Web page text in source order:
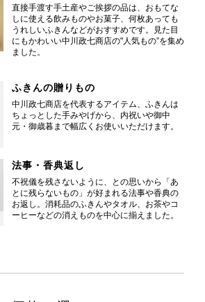
直接手渡す手土産やご挨拶の品は、おもてな
しに使える飲みものやお菓子、何枚あっても
うれしいふきんなどがおすすめです。見た目
にもかわいい中川政七商店の"人気もの”を集め
ました。
ふきんの贈りもの
中川政七商店を代表するアイテム、ふきんは
ちょっとした手みやげから、内祝いや御中
元・御歳暮まで幅広くお使いいただけます。
法事・香典返し
不祝儀を残さないように、との思いから「あ
とに残らないもの」が好まれる法事や香典の
お返し。消耗品のふきんやタオル、お茶やコ
ーヒーなどの消えものを中心に揃えました。